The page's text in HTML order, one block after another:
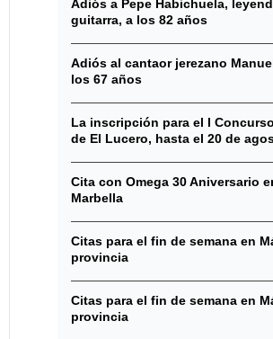
Adiós a Pepe Habichuela,
guitarra, a los 82 años
Adiós al cantaor jerezano
los 67 años
La inscripción para el I
de El Lucero, hasta el 20 de
Cita con Omega 30 Aniversario
Marbella
Citas para el fin de semana en
provincia
Citas para el fin de semana en
provincia